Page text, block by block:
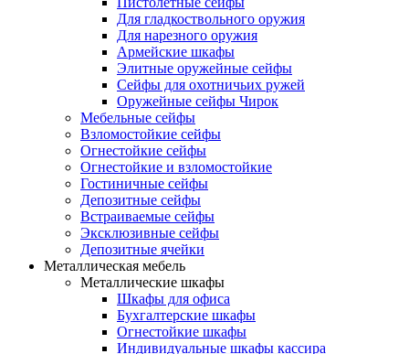
Для гладкоствольного оружия
Для нарезного оружия
Армейские шкафы
Элитные оружейные сейфы
Сейфы для охотничьих ружей
Оружейные сейфы Чирок
Мебельные сейфы
Взломостойкие сейфы
Огнестойкие сейфы
Огнестойкие и взломостойкие
Гостиничные сейфы
Депозитные сейфы
Встраиваемые сейфы
Эксклюзивные сейфы
Депозитные ячейки
Металлическая мебель
Металлические шкафы
Шкафы для офиса
Бухгалтерские шкафы
Огнестойкие шкафы
Индивидуальные шкафы кассира